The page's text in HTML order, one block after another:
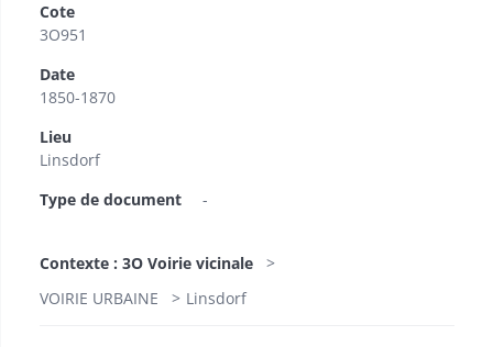
Cote
3O951
Date
1850-1870
Lieu
Linsdorf
Type de document
-
Contexte : 3O Voirie vicinale
VOIRIE URBAINE
Linsdorf